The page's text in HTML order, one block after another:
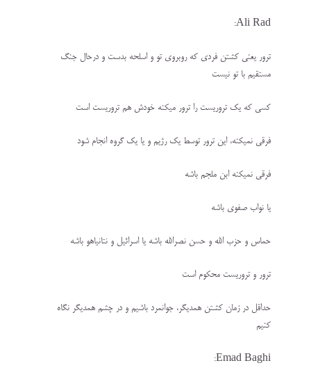
Ali Rad:
ترور یعنی کشتن فردی که روبروی تو و اسلحه بدست و درحال جنگ
مستقیم با تو نیست
کسی که یک تروریست را ترور میکنه خودش هم تروریست است
فرقی نمیکنه، این ترور توسط یک رژیم و یا یک گروه انجام شود
فرقی نمیکنه ابن ملجم باشه
یا نواب صفوی باشه
حماس و حزب الله و حسن نصرالله باشه یا اسرائیل و نتانیاهو باشه
ترور و تروریست محکوم است
حداقل در زمان کشتن همدیگر، جوانمرد باشیم و در چشم همدیگر نگاه
کنیم
Emad Baghi: